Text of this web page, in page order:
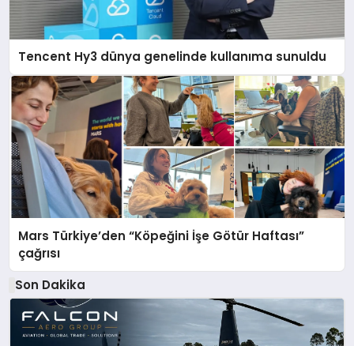
Tencent Hy3 dünya genelinde kullanıma sunuldu
Mars Türkiye’den “Köpeğini İşe Götür Haftası”
çağrısı
Son Dakika